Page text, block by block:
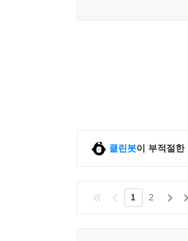
사례에서 배우는 실전
사례에서 배우는 실전
아파트 7 입지 좋은 아
사례에서 배우는 실전
클린봇이 부적절한
1 2